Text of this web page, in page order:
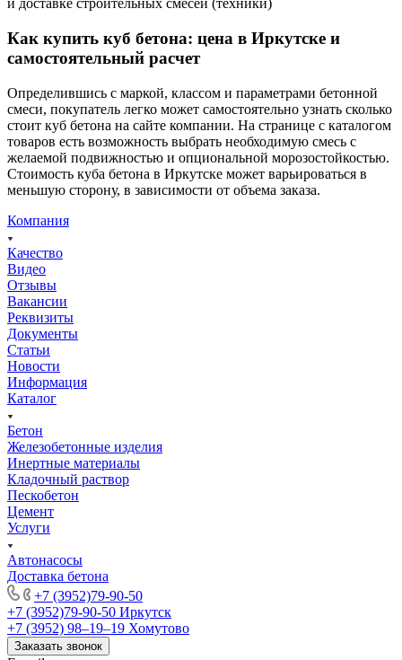
и доставке строительных смесей (техники)
Как купить куб бетона: цена в Иркутске и
самостоятельный расчет
Определившись с маркой, классом и параметрами бетонной
смеси, покупатель легко может самостоятельно узнать сколько
стоит куб бетона на сайте компании. На странице с каталогом
товаров есть возможность выбрать необходимую смесь с
желаемой подвижностью и опциональной морозостойкостью.
Стоимость куба бетона в Иркутске может варьироваться в
меньшую сторону, в зависимости от объема заказа.
Компания
Качество
Видео
Отзывы
Вакансии
Реквизиты
Документы
Статьи
Новости
Информация
Каталог
Бетон
Железобетонные изделия
Инертные материалы
Кладочный раствор
Пескобетон
Цемент
Услуги
Автонасосы
Доставка бетона
+7 (3952)79-90-50
+7 (3952)79-90-50 Иркутск
+7 (3952) 98‒19‒19 Хомутово
Заказать звонок